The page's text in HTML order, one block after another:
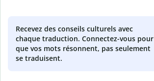
Recevez des conseils culturels avec
chaque traduction. Connectez-vous pour
que vos mots résonnent, pas seulement
se traduisent.